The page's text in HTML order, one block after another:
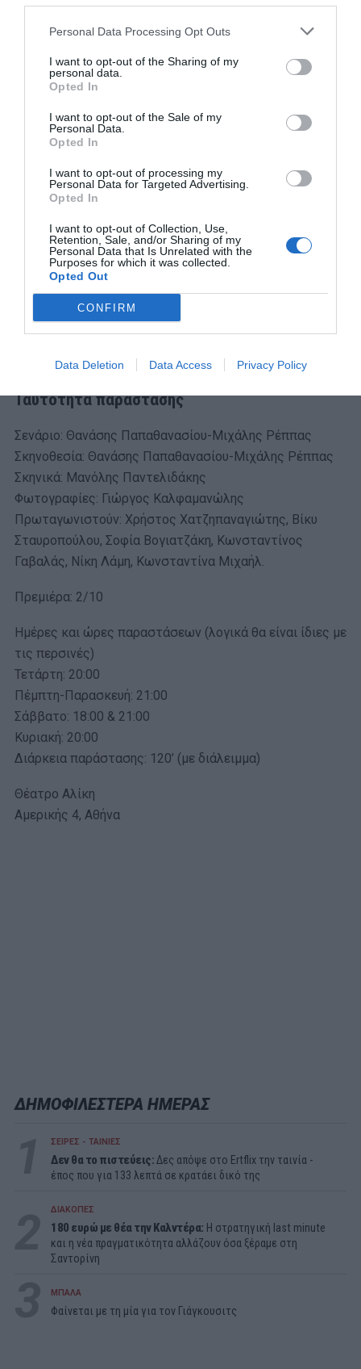
Personal Data Processing Opt Outs
I want to opt-out of the Sharing of my
personal data.
Opted In
I want to opt-out of the Sale of my
Personal Data.
Opted In
I want to opt-out of processing my
Personal Data for Targeted Advertising.
Opted In
I want to opt-out of Collection, Use,
Retention, Sale, and/or Sharing of my
Personal Data that Is Unrelated with the
Purposes for which it was collected.
Opted Out
CONFIRM
Data Deletion Data Access Privacy Policy
Σημείωμα των δημιουργών (από την
παρουσίαση του βιβλίου για την παράσταση)
«Στη δεκαετία του ’80 γεννήθηκε μια νέα εποχή
αμοραλισμού και ελαφρότητας. Τα πάντα μπορούν να
γίνουν χωρίς επιπτώσεις αλλά και χωρίς τύψεις. Γιατί
είναι ίσως η πιο σημαντική διαφορά της σημερινής
κοινωνίας με τη χθεσινή. Η έλλειψη συνείδησης.
Πράμα που κάνει τα μικρά καθημερινά μας εγκλήματα να
μοιάζουν ασήμαντα, αναίτια και γελοία. Δεν έχουν καν τη
γοητεία της ανηθικότητας. Το μαύρο μεγαλείο του κακού
όταν γίνεται με επίγνωση. Στους ”Μπαμπάδες με ρούμι”
προσπαθήσαμε να γράψουμε την ιστορία ενός τέτοιου
ανήθικων, κακόμοιρων και απελπισμένων καθαρμάτων».
Ταυτότητα παράστασης
Σενάριο: Θανάσης Παπαθανασίου-Μιχάλης Ρέππας
Σκηνοθεσία: Θανάσης Παπαθανασίου-Μιχάλης Ρέππας
Σκηνικά: Μανόλης Παντελιδάκης
Φωτογραφίες: Γιώργος Καλφαμανώλης
Πρωταγωνιστούν: Χρήστος Χατζηπαναγιώτης, Βίκυ
Σταυροπούλου, Σοφία Βογιατζάκη, Κωνσταντίνος
Γαβαλάς, Νίκη Λάμη, Κωνσταντίνα Μιχαήλ.
Πρεμιέρα: 2/10
Ημέρες και ώρες παραστάσεων (λογικά θα είναι ίδιες με
τις περσινές)
Τετάρτη: 20:00
Πέμπτη-Παρασκευή: 21:00
Σάββατο: 18:00 & 21:00
Κυριακή: 20:00
Διάρκεια παράστασης: 120’ (με διάλειμμα)
Θέατρο Αλίκη
Αμερικής 4, Αθήνα
ΔΗΜΟΦΙΛΕΣΤΕΡΑ ΗΜΕΡΑΣ
ΣΕΙΡΕΣ - ΤΑΙΝΙΕΣ
Δεν θα το πιστεύεις:Δες απόψε στο Ertflix την ταινία -
έπος που για 133 λεπτά σε κρατάει δικό της
ΔΙΑΚΟΠΕΣ
180 ευρώ με θέα την Καλντέρα: Η στρατηγική last minute
και η νέα πραγματικότητα αλλάζουν όσα ξέραμε στη
Σαντορίνη
ΜΠΑΛΑ
Φαίνεται με τη μία για τον Γιάγκουσιτς